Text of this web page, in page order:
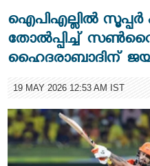
ഐപിഎല്ലില്‍ സൂപ്പര്‍
തോല്‍പ്പിച്ച്
ഹൈദരാബാദിന്
19 MAY 2026 12:53 AM IST